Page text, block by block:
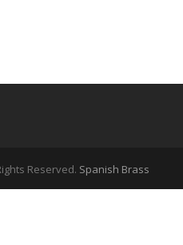
Reserved. Spanish Brass